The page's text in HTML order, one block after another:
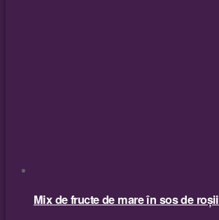
Mix de fructe de mare în sos de roșii